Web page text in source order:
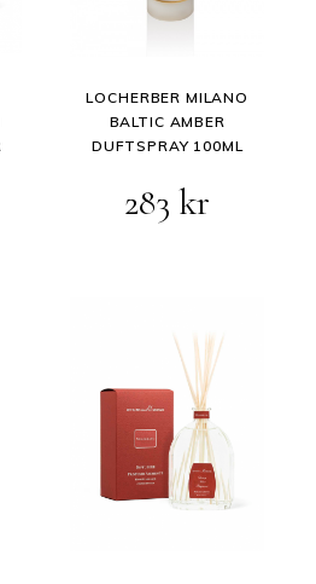
LOCHERBER MILANO
BALTIC AMBER
DUFTSPRAY 100ML
283kr